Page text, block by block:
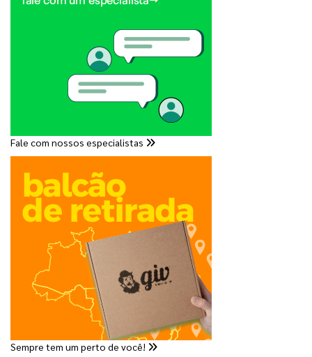
Fale com nossos especialistas
Sempre tem um perto de você!